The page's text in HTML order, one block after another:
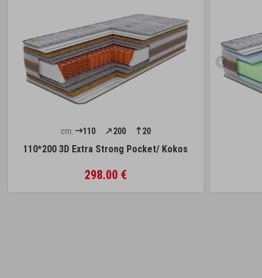
cm: 110 200 20
110*200 3D Extra Strong Pocket/ Kokos
298.00 €